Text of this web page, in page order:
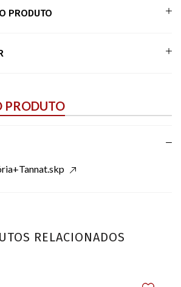
PRODUTO
PRODUTO
RELACIONADOS